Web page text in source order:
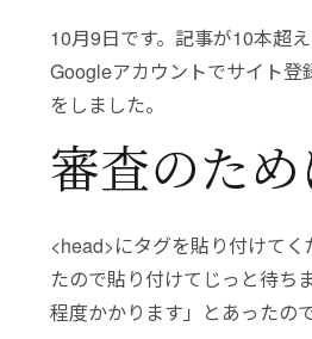
10月9日です。記事が10本超
Googleアカウントでサイト登
をしました。
審査のため
<head>にタグを貼り付けて
たので貼り付けてじっと待ち
程度かかります」とあったの